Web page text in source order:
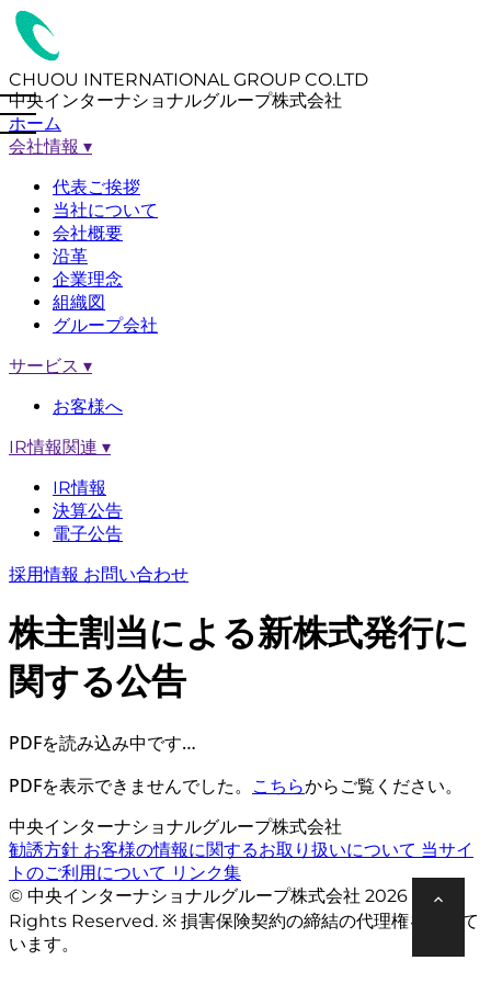
CHUOU INTERNATIONAL GROUP CO.LTD
中央インターナショナルグループ株式会社
ホーム
会社情報 ▾
代表ご挨拶
当社について
会社概要
沿革
企業理念
組織図
グループ会社
サービス ▾
お客様へ
IR情報関連 ▾
IR情報
決算公告
電子公告
採用情報 お問い合わせ
株主割当による新株式発行に
関する公告
PDFを読み込み中です…
PDFを表示できませんでした。 こちらからご覧ください。
中央インターナショナルグループ株式会社
勧誘方針 お客様の情報に関するお取り扱いについて 当サイ
トのご利用について リンク集
© 中央インターナショナルグループ株式会社 2026 All
Rights Reserved. ※ 損害保険契約の締結の代理権を有して
います。